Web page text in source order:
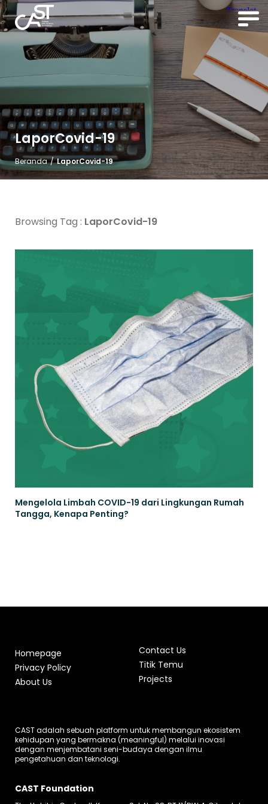
LaporCovid-19
Beranda / LaporCovid-19
Browsing Tag : LaporCovid-19
Mengelola Limbah COVID-19 dari Lingkungan Rumah
Tangga, Kenapa Penting?
Homepage
Privacy Policy
About Us
Contact Us
Titik Temu
Projects
CAST adalah sebuah platform untuk membangun ekosistem
kehidupan yang bermakna (meaningful) melalui inovasi
dengan menjembatani seni-budaya dengan ilmu
pengetahuan dan teknologi.
CAST Foundation